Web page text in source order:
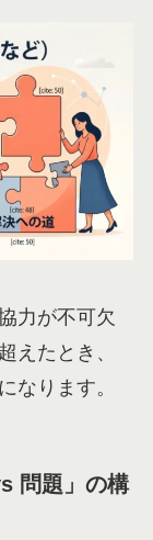
力が不可欠
えたとき、
なります。
問題」の構